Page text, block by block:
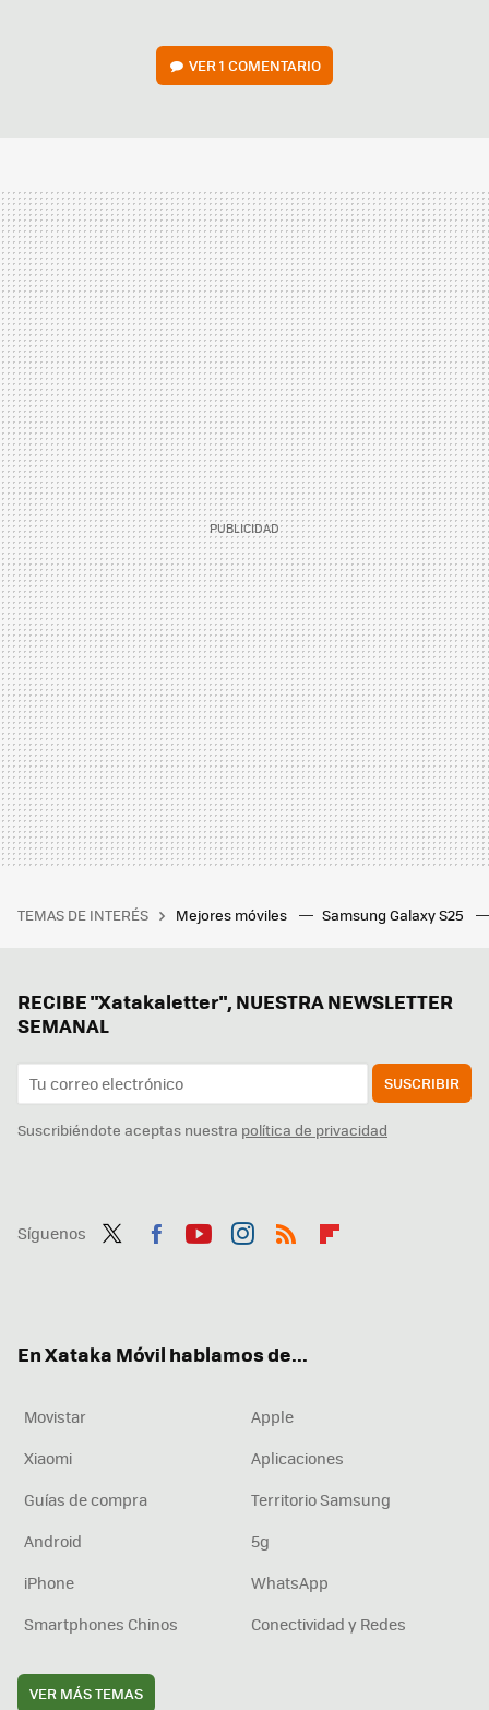
VER1 COMENTARIO
TEMAS DE INTERÉS Mejores móviles Samsung Galaxy S25
RECIBE "Xatakaletter", NUESTRA NEWSLETTER
SEMANAL
SUSCRIBIR
Suscribiéndote aceptas nuestra política de privacidad
Síguenos
En Xataka Móvil hablamos de...
Movistar
Apple
Xiaomi
Aplicaciones
Guías de compra
Territorio Samsung
Android
5g
iPhone
WhatsApp
Smartphones Chinos
Conectividad y Redes
VER MÁS TEMAS